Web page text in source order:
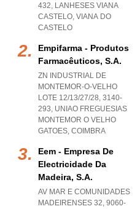
432, LANHESES VIANA
CASTELO, VIANA DO
CASTELO
Empifarma - Produtos
Farmacêuticos, S.a.
ZN INDUSTRIAL DE
MONTEMOR-O-VELHO
LOTE 12/13/27/28, 3140-
293, UNIAO FREGUESIAS
MONTEMOR O VELHO
GATOES, COIMBRA
Eem - Empresa De
Electricidade Da
Madeira, S.a.
AV MAR E COMUNIDADES
MADEIRENSES 32, 9060-